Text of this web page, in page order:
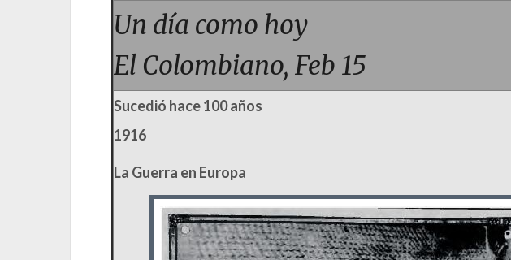
Un día como hoy
El Colombiano, Feb 15
Sucedió hace 100 años
1916
La Guerra en Europa